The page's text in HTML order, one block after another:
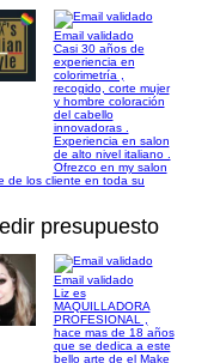
Email validado
Casi 30 años de
experiencia en
colorimetría ,
recogido, corte mujer
y hombre coloración
del cabello
innovadoras .
Experiencia en salon
de alto nivel italiano .
Ofrezco en my salon
de los cliente en toda su
presupuesto
Email validado
Liz es
MAQUILLADORA
PROFESIONAL ,
hace mas de 18 años
que se dedica a este
bello arte de el Make